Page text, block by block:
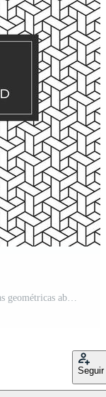
Patrón de formas entrelazadas monocromáticas geométricas abstractas Vector Gratis
Seguir